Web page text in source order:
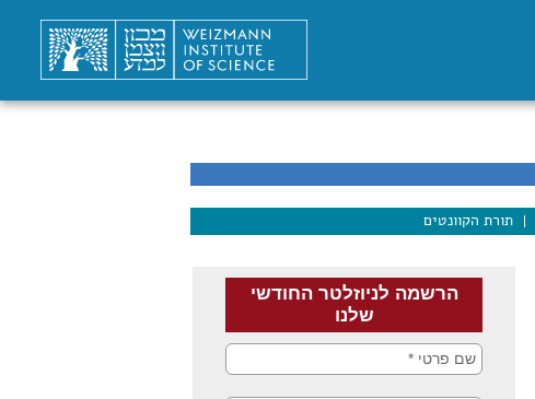
תורת הקוונטים